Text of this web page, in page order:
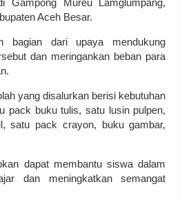
Gampong Mureu Lamglumpang,
Aceh Besar.
bagian dari upaya mendukung
dan meringankan beban para
yang disalurkan berisi kebutuhan
pack buku tulis, satu lusin pulpen,
satu pack crayon, buku gambar,
dapat membantu siswa dalam
dan meningkatkan semangat